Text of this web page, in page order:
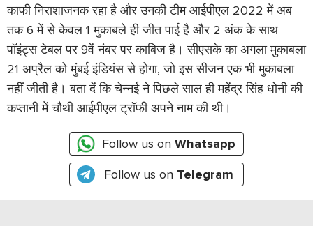
काफी निराशाजनक रहा है और उनकी टीम आईपीएल 2022 में अब
तक 6 में से केवल 1 मुकाबले ही जीत पाई है और 2 अंक के साथ
पॉइंट्स टेबल पर 9वें नंबर पर काबिज है। सीएसके का अगला मुकाबला
21 अप्रैल को मुंबई इंडियंस से होगा, जो इस सीजन एक भी मुकाबला
नहीं जीती है। बता दें कि चेन्नई ने पिछले साल ही महेंद्र सिंह धोनी की
कप्तानी में चौथी आईपीएल ट्रॉफी अपने नाम की थी।
Follow us on Whatsapp
Follow us on Telegram